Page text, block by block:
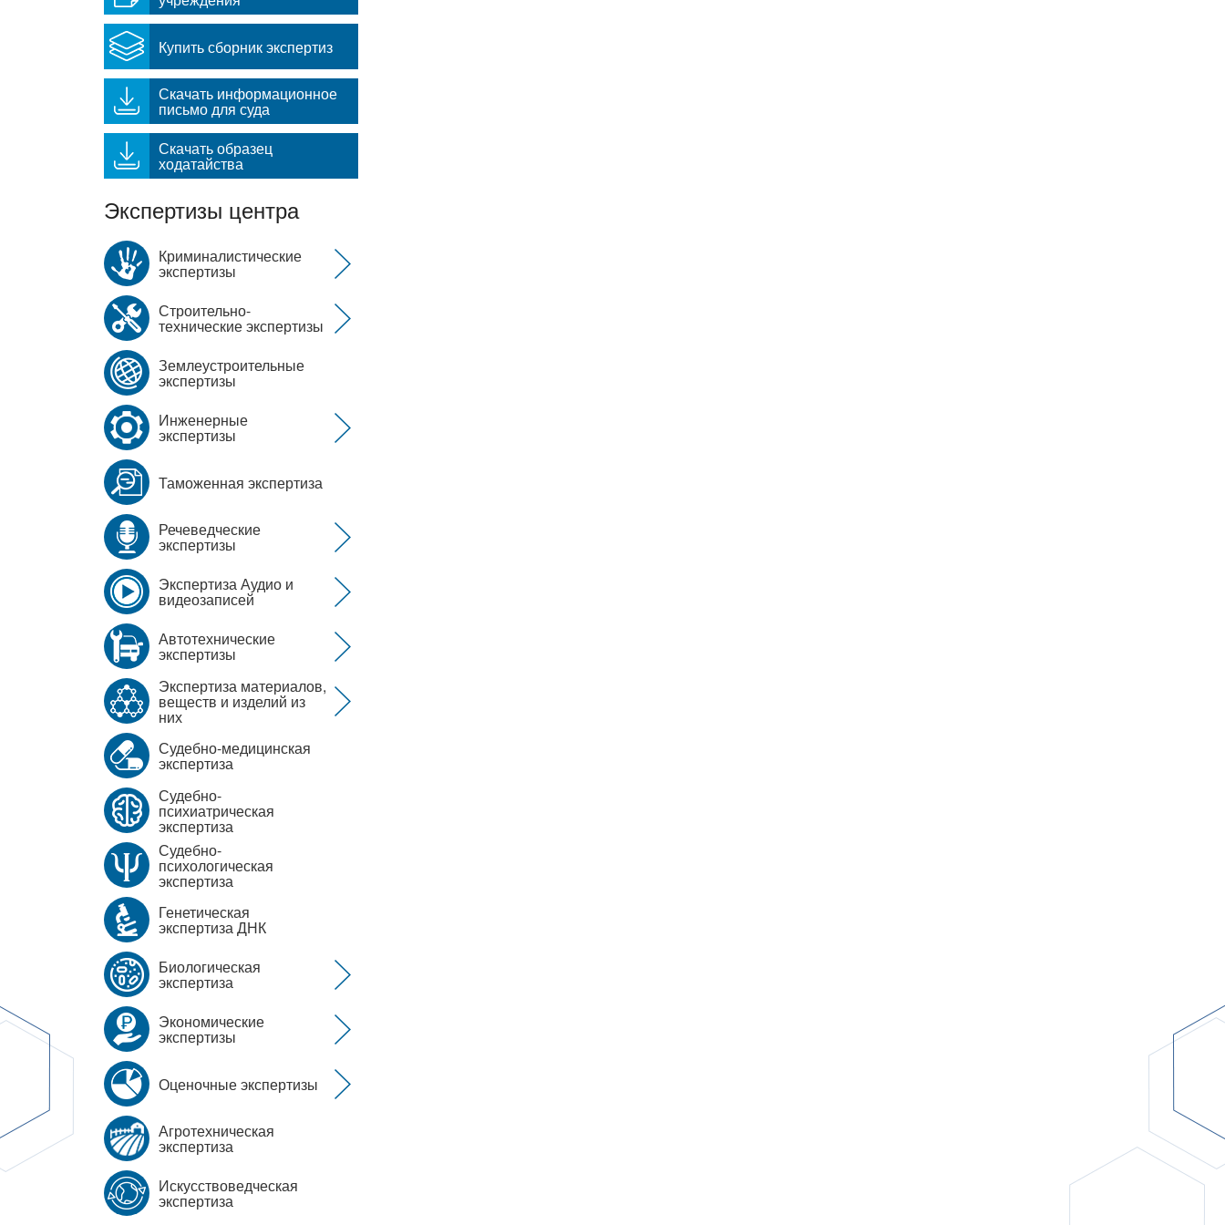
Купить сборник экспертиз
Скачать информационное
письмо для суда
Скачать образец
ходатайства
Экспертизы центра
Криминалистические
экспертизы
Строительно-
технические экспертизы
Землеустроительные
экспертизы
Инженерные
экспертизы
Таможенная экспертиза
Речеведческие
экспертизы
Экспертиза Аудио и
видеозаписей
Автотехнические
экспертизы
Экспертиза материалов,
веществ и изделий из
них
Судебно-медицинская
экспертиза
Судебно-
психиатрическая
экспертиза
Судебно-
психологическая
экспертиза
Генетическая
экспертиза ДНК
Биологическая
экспертиза
Экономические
экспертизы
Оценочные экспертизы
Агротехническая
экспертиза
Искусствоведческая
экспертиза